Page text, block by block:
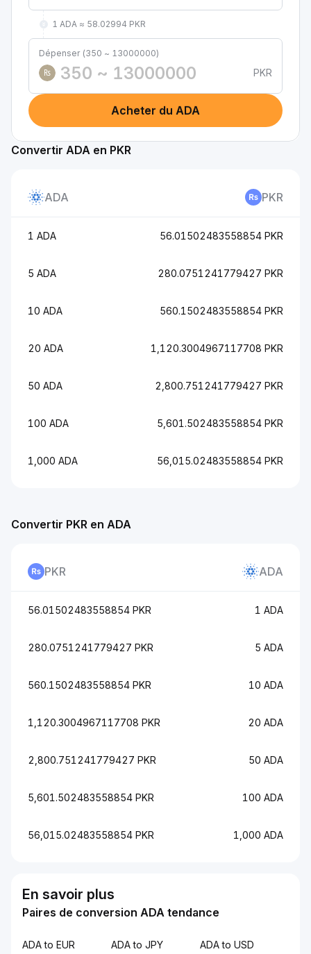
1 ADA ≈ 58.02994 PKR
Dépenser (350 ~ 13000000)
₨
PKR
Acheter du ADA
Convertir ADA en PKR
ADA PKR
1 ADA 56.01502483558854 PKR
5 ADA 280.0751241779427 PKR
10 ADA 560.1502483558854 PKR
20 ADA 1,120.3004967117708 PKR
50 ADA 2,800.751241779427 PKR
100 ADA 5,601.502483558854 PKR
1,000 ADA 56,015.02483558854 PKR
Convertir PKR en ADA
PKR ADA
56.01502483558854 PKR 1 ADA
280.0751241779427 PKR 5 ADA
560.1502483558854 PKR 10 ADA
1,120.3004967117708 PKR 20 ADA
2,800.751241779427 PKR 50 ADA
5,601.502483558854 PKR 100 ADA
56,015.02483558854 PKR 1,000 ADA
En savoir plus
Paires de conversion ADA tendance
ADA to EUR ADA to JPY ADA to USD